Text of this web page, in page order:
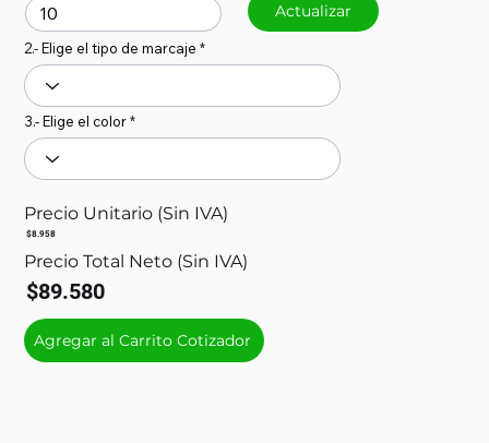
Actualizar
2.- Elige el tipo de marcaje
3.- Elige el color
Precio Unitario (Sin IVA)
$8.958
Precio Total Neto (Sin IVA)
$89.580
Agregar al Carrito Cotizador